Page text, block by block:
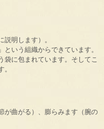
明します）。
いう組織からできています。
袋に包まれています。そしてこ
が曲がる）、膨らみます（腕の